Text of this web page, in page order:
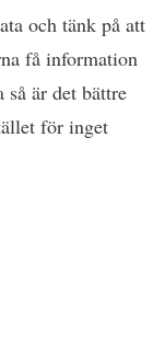
och tänk på att
få information
är det bättre
för inget